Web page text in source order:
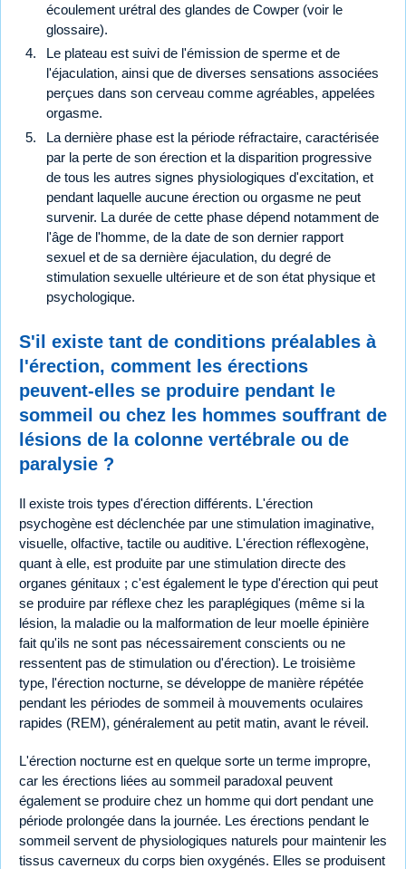
écoulement urétral des glandes de Cowper (voir le
glossaire).
Le plateau est suivi de l'émission de sperme et de
l'éjaculation, ainsi que de diverses sensations associées
perçues dans son cerveau comme agréables, appelées
orgasme.
La dernière phase est la période réfractaire, caractérisée
par la perte de son érection et la disparition progressive
de tous les autres signes physiologiques d'excitation, et
pendant laquelle aucune érection ou orgasme ne peut
survenir. La durée de cette phase dépend notamment de
l'âge de l'homme, de la date de son dernier rapport
sexuel et de sa dernière éjaculation, du degré de
stimulation sexuelle ultérieure et de son état physique et
psychologique.
S'il existe tant de conditions préalables à
l'érection, comment les érections
peuvent-elles se produire pendant le
sommeil ou chez les hommes souffrant de
lésions de la colonne vertébrale ou de
paralysie ?
Il existe trois types d'érection différents. L'érection
psychogène est déclenchée par une stimulation imaginative,
visuelle, olfactive, tactile ou auditive. L'érection réflexogène,
quant à elle, est produite par une stimulation directe des
organes génitaux ; c'est également le type d'érection qui peut
se produire par réflexe chez les paraplégiques (même si la
lésion, la maladie ou la malformation de leur moelle épinière
fait qu'ils ne sont pas nécessairement conscients ou ne
ressentent pas de stimulation ou d'érection). Le troisième
type, l'érection nocturne, se développe de manière répétée
pendant les périodes de sommeil à mouvements oculaires
rapides (REM), généralement au petit matin, avant le réveil.
L'érection nocturne est en quelque sorte un terme impropre,
car les érections liées au sommeil paradoxal peuvent
également se produire chez un homme qui dort pendant une
période prolongée dans la journée. Les érections pendant le
sommeil servent de physiologiques naturels pour maintenir les
tissus caverneux du corps bien oxygénés. Elles se produisent